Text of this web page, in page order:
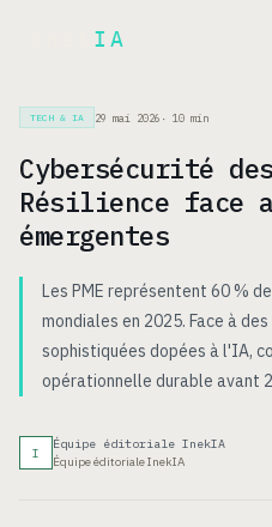
IA
TECH & IA 29 mai 2026 · 10 min
Cybersécurité
Résilience face
émergentes
Les PME représentent 60 %
mondiales en 2025. Face à
sophistiquées dopées à l'IA,
opérationnelle durable avant
I
Équipe éditoriale InekIA
Équipe éditoriale InekIA